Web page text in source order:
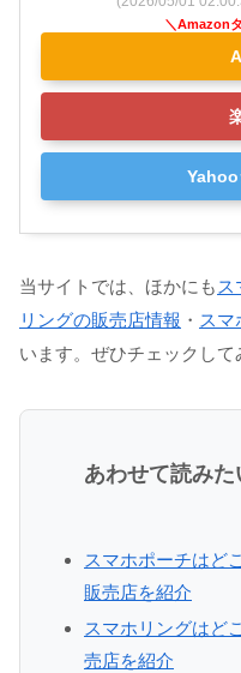
Yahoo
当サイトでは、ほかにも ス
リングの販売店情報 ・ スマ
います。ぜひチェックして
あわせて読みた
スマホポーチはど
販売店を紹介
スマホリングはど
売店を紹介